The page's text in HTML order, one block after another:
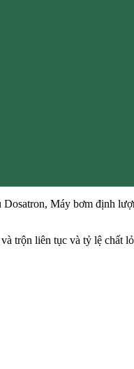
Máy bơm định
trộn liên tục và tỷ lệ chất